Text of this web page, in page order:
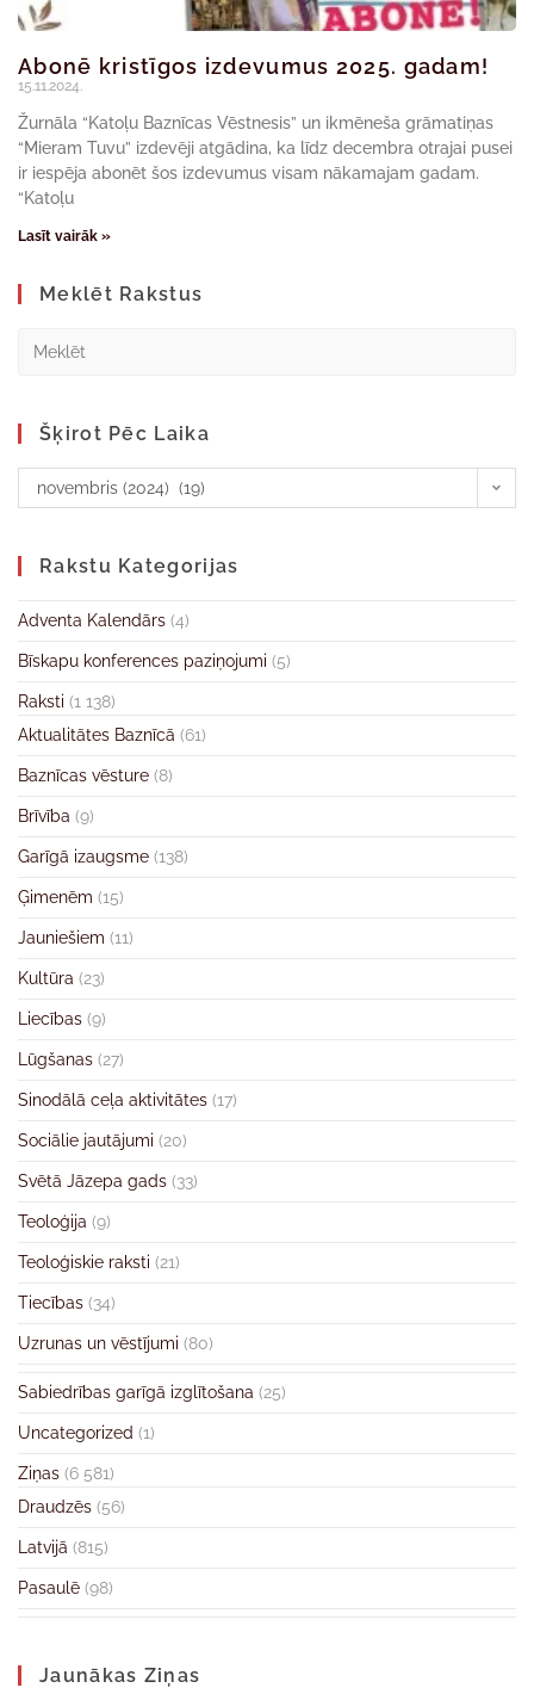
Abonē kristīgos izdevumus 2025. gadam!
15.11.2024.
Žurnāla “Katoļu Baznīcas Vēstnesis” un ikmēneša grāmatiņas
“Mieram Tuvu” izdevēji atgādina, ka līdz decembra otrajai pusei
ir iespēja abonēt šos izdevumus visam nākamajam gadam.
“Katoļu
Lasīt vairāk »
Meklēt Rakstus
Šķirot Pēc Laika
novembris (2024) (19)
Rakstu Kategorijas
Adventa Kalendārs (4)
Bīskapu konferences paziņojumi (5)
Raksti (1 138)
Aktualitātes Baznīcā (61)
Baznīcas vēsture (8)
Brīvība (9)
Garīgā izaugsme (138)
Ģimenēm (15)
Jauniešiem (11)
Kultūra (23)
Liecības (9)
Lūgšanas (27)
Sinodālā ceļa aktivitātes (17)
Sociālie jautājumi (20)
Svētā Jāzepa gads (33)
Teoloģija (9)
Teoloģiskie raksti (21)
Tiecības (34)
Uzrunas un vēstījumi (80)
Sabiedrības garīgā izglītošana (25)
Uncategorized (1)
Ziņas (6 581)
Draudzēs (56)
Latvijā (815)
Pasaulē (98)
Jaunākas Ziņas